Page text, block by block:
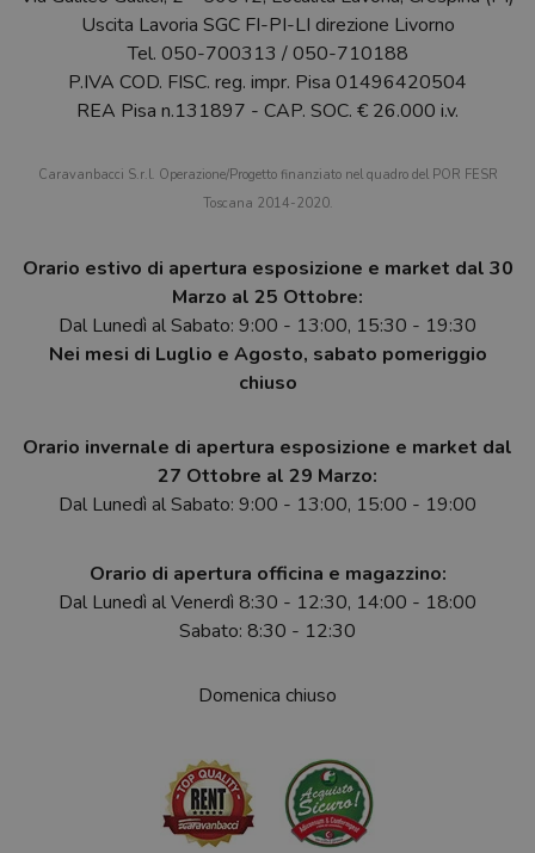
Uscita Lavoria SGC FI-PI-LI direzione Livorno
Tel. 050-700313 /050-710188
P.IVA COD. FISC. reg. impr. Pisa 01496420504
REA Pisa n.131897 - CAP. SOC. € 26.000 i.v.
Caravanbacci S.r.l. Operazione/Progetto finanziato nel quadro del POR FESR
Toscana 2014-2020.
Orario estivo di apertura esposizione e market dal 30
Marzo al 25 Ottobre:
Dal Lunedì al Sabato: 9:00 - 13:00, 15:30 - 19:30
Nei mesi di Luglio e Agosto, sabato pomeriggio
chiuso
Orario invernale di apertura esposizione e market dal
27 Ottobre al 29 Marzo:
Dal Lunedì al Sabato: 9:00 - 13:00, 15:00 - 19:00
Orario di apertura officina e magazzino:
Dal Lunedì al Venerdì 8:30 - 12:30, 14:00 - 18:00
Sabato: 8:30 - 12:30
Domenica chiuso